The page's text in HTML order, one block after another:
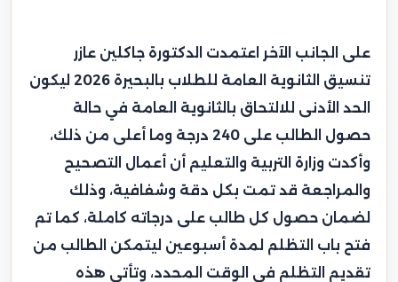
على الجانب الآخر اعتمدت الدكتورة جاكلين عازر
تنسيق الثانوية العامة للطلاب بالبحيرة 2026 ليكون
الحد الأدنى للالتحاق بالثانوية العامة في حالة
حصول الطالب على 240 درجة وما أعلى من ذلك،
وأكدت وزارة التربية والتعليم أن أعمال التصحيح
والمراجعة قد تمت بكل دقة وشفافية، وذلك
لضمان حصول كل طالب على درجاته كاملة، كما تم
فتح باب التظلم لمدة أسبوعين ليتمكن الطالب من
تقديم التظلم في الوقت المحدد، وتأتي هذه